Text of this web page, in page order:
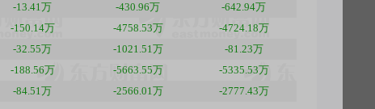
-13.41万 -430.96万
-642.94万
-150.14万 -4758.53万
-4724.18万
-32.55万 -1021.51万
-81.23万
-188.56万 -5663.55万
-5335.53万
-84.51万 -2566.01万 -2777.43万